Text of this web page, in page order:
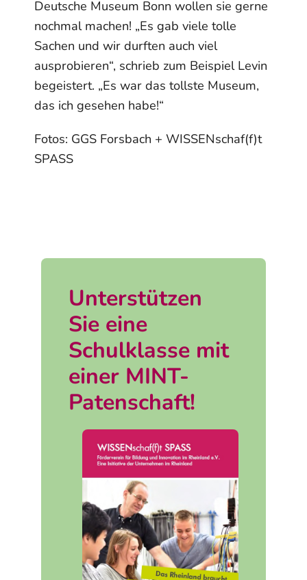
Deutsche Museum Bonn wollen sie gerne
nochmal machen! „Es gab viele tolle
Sachen und wir durften auch viel
ausprobieren“, schrieb zum Beispiel Levin
begeistert. „Es war das tollste Museum,
das ich gesehen habe!“
Fotos: GGS Forsbach + WISSENschaf(f)t
SPASS
Unterstützen
Sie eine
Schulklasse mit
einer MINT-
Patenschaft!